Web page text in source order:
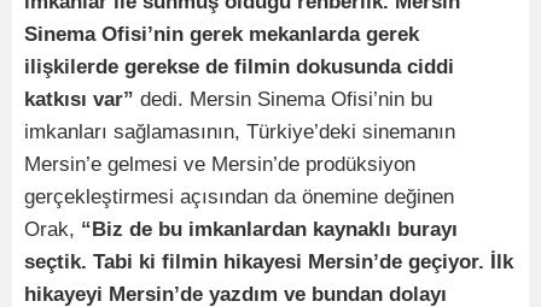
Sinema Ofisi’nin gerek mekanlarda gerek
ilişkilerde gerekse de filmin dokusunda ciddi
katkısı var” dedi. Mersin Sinema Ofisi’nin bu
imkanları sağlamasının, Türkiye’deki sinemanın
Mersin’e gelmesi ve Mersin’de prodüksiyon
gerçekleştirmesi açısından da önemine değinen
Orak, “Biz de bu imkanlardan kaynaklı burayı
seçtik. Tabi ki filmin hikayesi Mersin’de geçiyor. İlk
hikayeyi Mersin’de yazdım ve bundan dolayı